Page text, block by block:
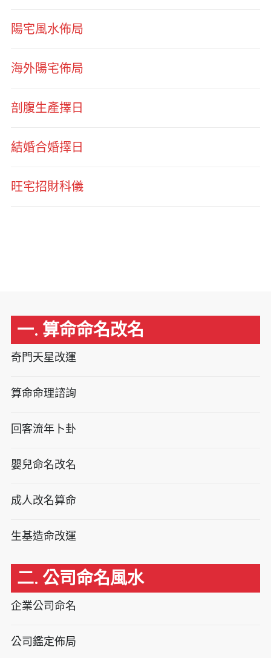
陽宅風水佈局
海外陽宅佈局
剖腹生產擇日
結婚合婚擇日
旺宅招財科儀
一. 算命命名改名
奇門天星改運
算命命理諮詢
回客流年卜卦
嬰兒命名改名
成人改名算命
生基造命改運
二. 公司命名風水
企業公司命名
公司鑑定佈局